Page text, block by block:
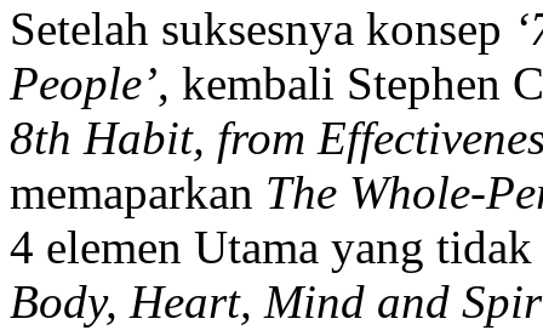
Setelah suksesnya konsep
People’, kembali Stephen
8th Habit, from
memaparkan The Whole-
4 elemen Utama yang
Body, Heart, Mind and